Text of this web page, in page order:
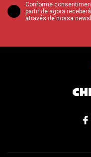
Conforme
partir de agora
através de nossa